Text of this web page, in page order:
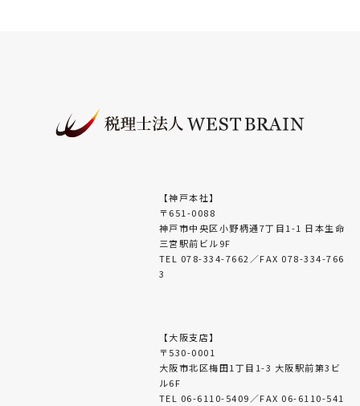
【神戸本社】
〒651-0088
神戸市中央区小野柄通7丁目1-1 日本生命
三宮駅前ビル9F
TEL 078-334-7662／FAX 078-334-766
3
【大阪支店】
〒530-0001
大阪市北区梅田1丁目1-3 大阪駅前第3ビ
ル6F
TEL 06-6110-5409／FAX 06-6110-541